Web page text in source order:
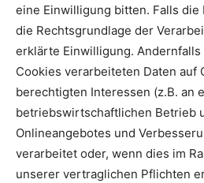
eine Einwilligung bitten. Falls
die Rechtsgrundlage der
erklärte Einwilligung.
Cookies verarbeiteten Daten auf
berechtigten Interessen (z.B. an
betriebswirtschaftlichen Betrieb
Onlineangebotes und
verarbeitet oder, wenn dies im
unserer vertraglichen Pflichten